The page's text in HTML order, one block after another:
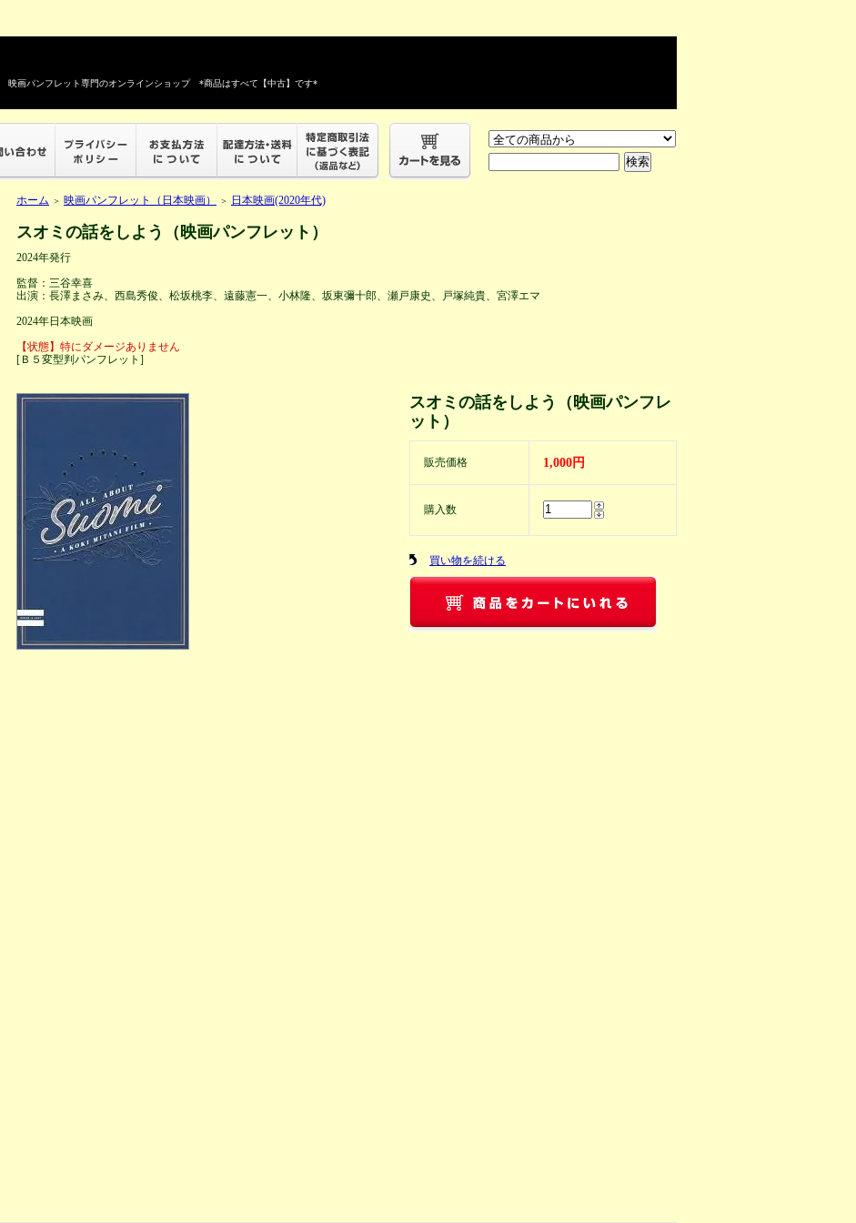
映画パンフレット専門のオンラインショップ *商品はすべて【中古】です*
ホーム ＞ 映画パンフレット（日本映画） ＞ 日本映画(2020年代)
スオミの話をしよう（映画パンフレット）
2024年発行
監督：三谷幸喜
出演：長澤まさみ、西島秀俊、松坂桃李、遠藤憲一、小林隆、坂東彌十郎、瀬戸康史、戸塚純貴、宮澤エマ
2024年日本映画
【状態】特にダメージありません
[Ｂ５変型判パンフレット]
スオミの話をしよう（映画パンフレ
ット）
販売価格 1,000円
購入数
買い物を続ける